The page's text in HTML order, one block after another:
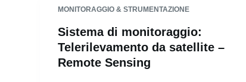
MONITORAGGIO & STRUMENTAZIONE
Sistema di monitoraggio:
Telerilevamento da satellite –
Remote Sensing